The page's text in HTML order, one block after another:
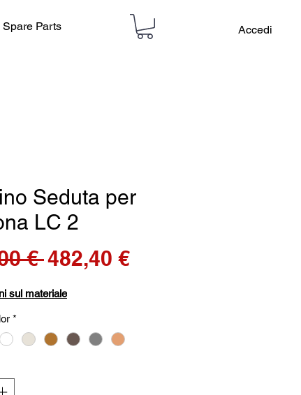
Spare Parts Accedi
Seduta per
LC 2
€ Prezzo
regolare
482,40 €Prezzo
sul materiale
*